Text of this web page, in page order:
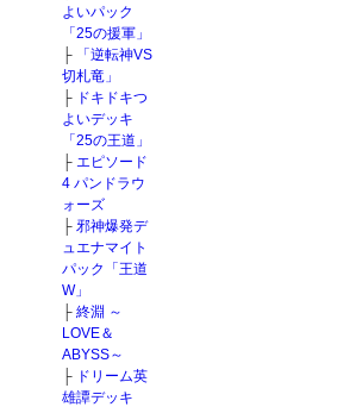
よいパック
「25の援軍」
├
「逆転神VS
切札竜」
├ ドキドキつ
よいデッキ
「25の王道」
├ エピソード
4 パンドラウ
ォーズ
├ 邪神爆発デ
ュエナマイト
パック「王道
W」
├ 終淵 ～
LOVE＆
ABYSS～
├ ドリーム英
雄譚デッキ